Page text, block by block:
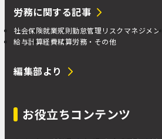
労務に関する記事
社会保険就業規則勤怠管理 リスクマネジメン
給与計算経費精算労務・その他
編集部より
お役立ちコンテンツ